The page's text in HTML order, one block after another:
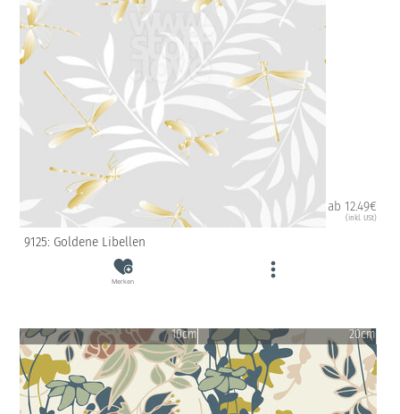
ab 12.49€
(inkl. USt)
9125: Goldene Libellen
Merken
10cm 20cm